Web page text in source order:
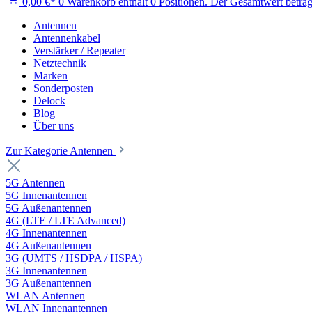
Antennen
Antennenkabel
Verstärker / Repeater
Netztechnik
Marken
Sonderposten
Delock
Blog
Über uns
Zur Kategorie Antennen
5G Antennen
5G Innenantennen
5G Außenantennen
4G (LTE / LTE Advanced)
4G Innenantennen
4G Außenantennen
3G (UMTS / HSDPA / HSPA)
3G Innenantennen
3G Außenantennen
WLAN Antennen
WLAN Innenantennen